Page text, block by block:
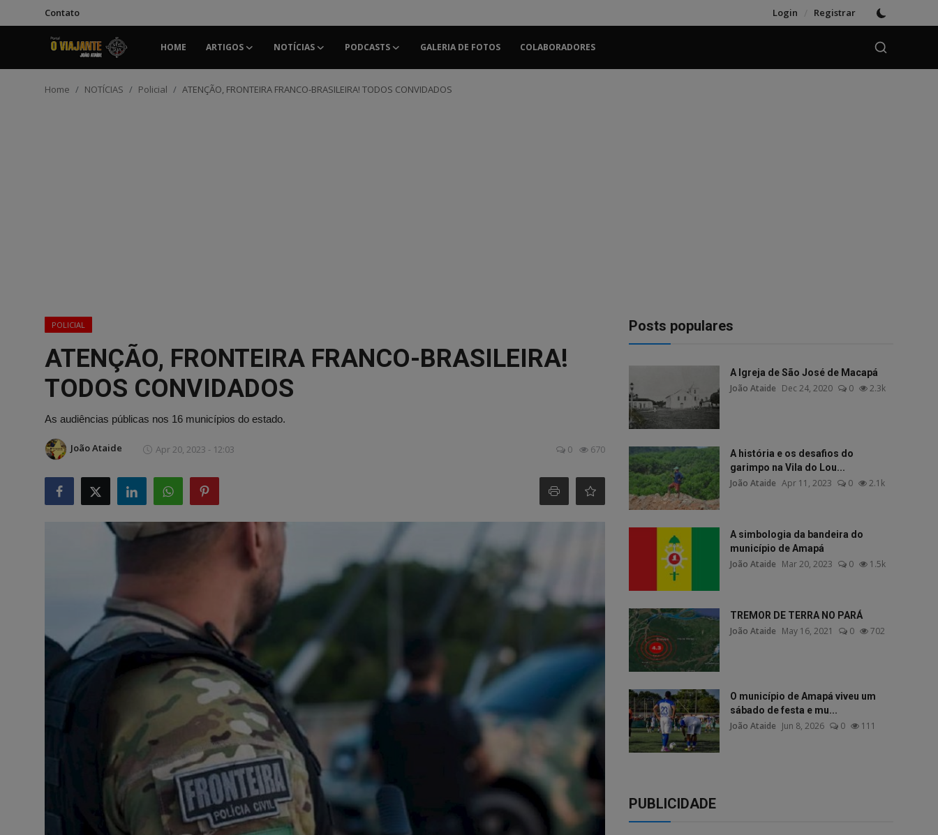
Contato Login / Registrar
HOME ARTIGOS NOTÍCIAS PODCASTS GALERIA DE FOTOS COLABORADORES
Home NOTÍCIAS Policial ATENÇÃO, FRONTEIRA FRANCO-BRASILEIRA! TODOS CONVIDADOS
POLICIAL
ATENÇÃO, FRONTEIRA FRANCO-BRASILEIRA!
TODOS CONVIDADOS
As audiências públicas nos 16 municípios do estado.
João Ataide Apr 20, 2023 - 12:03 0 670
Posts populares
A Igreja de São José de Macapá
João Ataide Dec 24, 2020 0 2.3k
A história e os desafios do
garimpo na Vila do Lou...
João Ataide Apr 11, 2023 0 2.1k
A simbologia da bandeira do
município de Amapá
João Ataide Mar 20, 2023 0 1.5k
TREMOR DE TERRA NO PARÁ
João Ataide May 16, 2021 0 702
O município de Amapá viveu um
sábado de festa e mu...
João Ataide Jun 8, 2026 0 111
PUBLICIDADE